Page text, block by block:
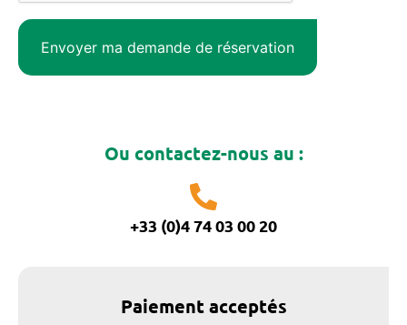
Ou contactez-nous au :
+33 (0)4 74 03 00 20
Paiement acceptés